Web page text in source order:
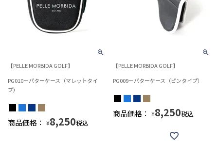
【PELLE MORBIDA GOLF】
PG010－パターケース（マレットタイ
プ）
商品価格： ¥8,250税込
【PELLE MORBIDA GOLF】
PG009－パターケース（ピンタイプ）
商品価格： ¥8,250税込